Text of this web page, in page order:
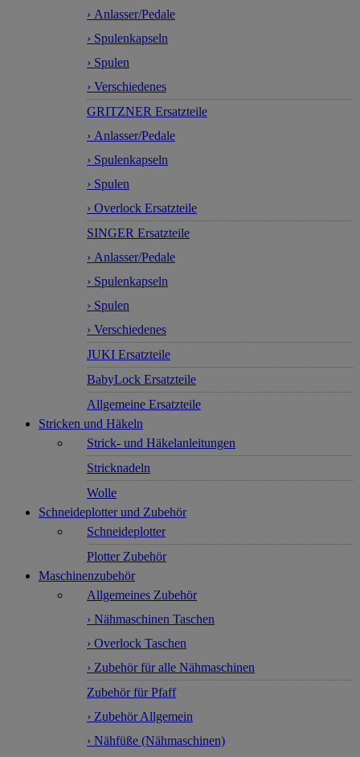
› Anlasser/Pedale
› Spulenkapseln
› Spulen
› Verschiedenes
GRITZNER Ersatzteile
› Anlasser/Pedale
› Spulenkapseln
› Spulen
› Overlock Ersatzteile
SINGER Ersatzteile
› Anlasser/Pedale
› Spulenkapseln
› Spulen
› Verschiedenes
JUKI Ersatzteile
BabyLock Ersatzteile
Allgemeine Ersatzteile
Stricken und Häkeln
Strick- und Häkelanleitungen
Stricknadeln
Wolle
Schneideplotter und Zubehör
Schneideplotter
Plotter Zubehör
Maschinenzubehör
Allgemeines Zubehör
› Nähmaschinen Taschen
› Overlock Taschen
› Zubehör für alle Nähmaschinen
Zubehör für Pfaff
› Zubehör Allgemein
› Nähfüße (Nähmaschinen)